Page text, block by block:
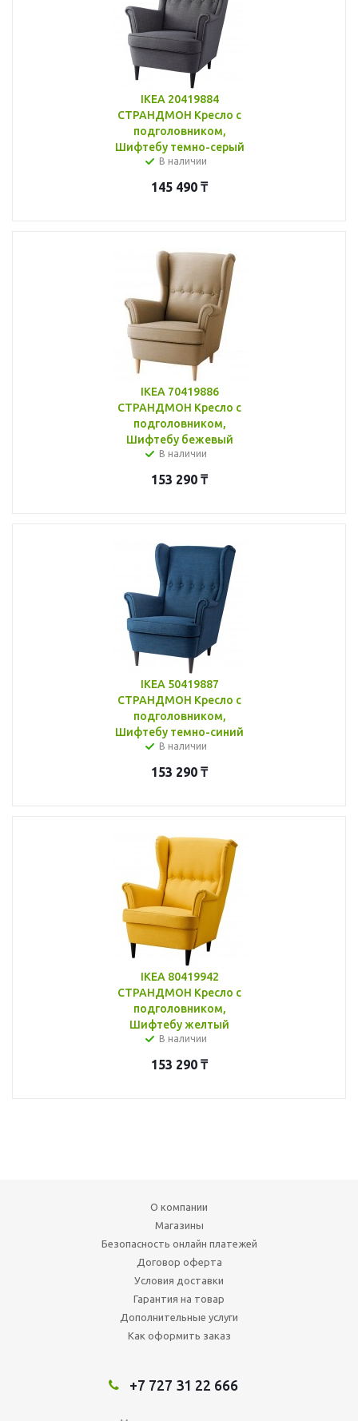
IKEA 20419884
СТРАНДМОН Кресло с
подголовником,
Шифтебу темно-серый
В наличии
145 490 ₸
IKEA 70419886
СТРАНДМОН Кресло с
подголовником,
Шифтебу бежевый
В наличии
153 290 ₸
IKEA 50419887
СТРАНДМОН Кресло с
подголовником,
Шифтебу темно-синий
В наличии
153 290 ₸
IKEA 80419942
СТРАНДМОН Кресло с
подголовником,
Шифтебу желтый
В наличии
153 290 ₸
О компании
Магазины
Безопасность онлайн платежей
Договор оферта
Условия доставки
Гарантия на товар
Дополнительные услуги
Как оформить заказ
+7 727 31 22 666